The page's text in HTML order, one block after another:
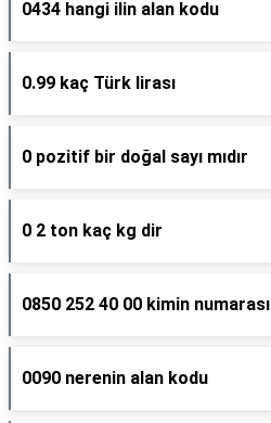
0434 hangi ilin alan kodu
0.99 kaç Türk lirası
0 pozitif bir doğal sayı mıdır
0 2 ton kaç kg dir
0850 252 40 00 kimin numarası
0090 nerenin alan kodu